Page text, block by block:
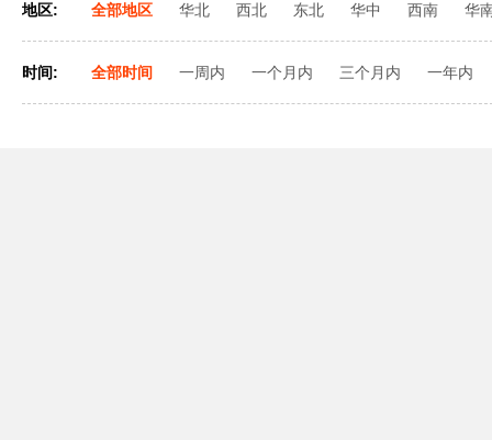
地区: 全部地区 华北 西北 东北 华中 西南 华
时间: 全部时间 一周内 一个月内 三个月内 一年内